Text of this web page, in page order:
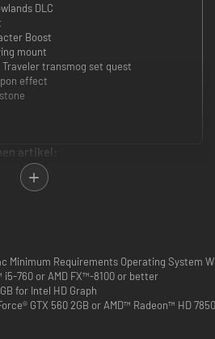
DLC
Boost
mount
transmog set quest
effect
artikel:
Boost
transmog set quest
effect
Minimum Requirements Operating System
i5-760 or AMD FX™-8100 or better
for Intel HD Graph
GTX 560 2GB or AMD™ Radeon™ HD